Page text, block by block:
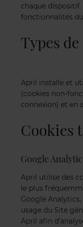
chaque
fonctionnalités
Types
April installe et
(cookies non-
connexion) et en
Cookies
Google
April utilise des
le plus
Google
usage du Site
April afin